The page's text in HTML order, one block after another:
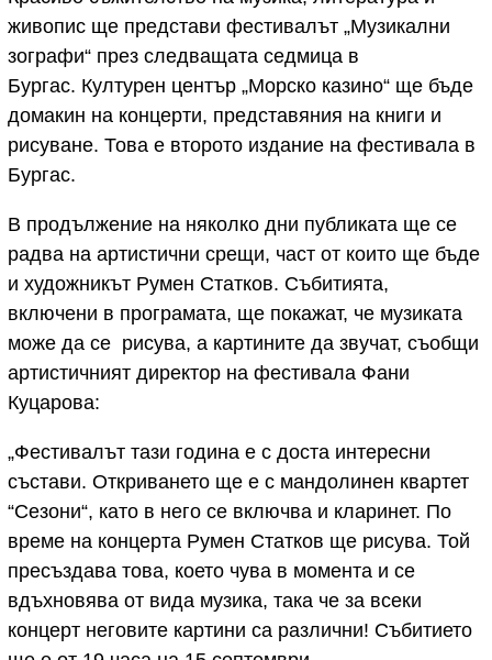
живопис ще представи фестивалът „Музикални
зографи“ през следващата седмица в
Бургас. Културен център „Морско казино“ ще бъде
домакин на концерти, представяния на книги и
рисуване. Това е второто издание на фестивала в
Бургас.
В продължение на няколко дни публиката ще се
радва на артистични срещи, част от които ще бъде
и художникът Румен Статков. Събитията,
включени в програмата, ще покажат, че музиката
може да се рисува, а картините да звучат, съобщи
артистичният директор на фестивала Фани
Куцарова:
„Фестивалът тази година е с доста интересни
състави. Откриването ще е с мандолинен квартет
“Сезони“, като в него се включва и кларинет. По
време на концерта Румен Статков ще рисува. Той
пресъздава това, което чува в момента и се
вдъхновява от вида музика, така че за всеки
концерт неговите картини са различни! Събитието